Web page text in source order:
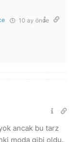
10 ay önce
ancak bu tarz
moda gibi oldu.